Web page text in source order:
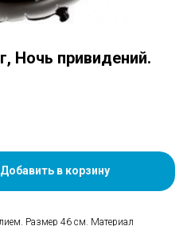
Ночь привидений.
Добавить в корзину
Размер 46 см. Материал